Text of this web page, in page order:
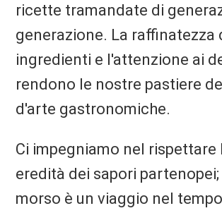
ricette tramandate di
generazione. La raffinatezza
ingredienti e l'attenzione ai
rendono le nostre pastiere
d'arte gastronomiche.
Ci impegniamo nel rispettare
eredità dei sapori
morso è un viaggio nel